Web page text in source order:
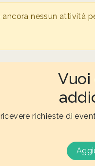
nessun attività
richieste di